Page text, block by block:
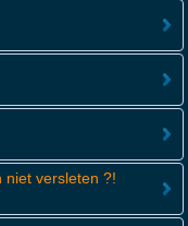
niet versleten ?!